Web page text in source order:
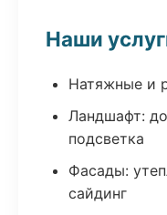
Наши
Натяжные и
Ландшафт:
подсветка
Фасады:
сайдинг